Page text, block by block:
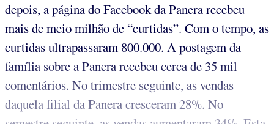
depois, a página do Facebook da Panera recebeu
mais de meio milhão de “curtidas”. Com o tempo, as
curtidas ultrapassaram 800.000. A postagem da
família sobre a Panera recebeu cerca de 35 mil
comentários. No trimestre seguinte, as vendas
daquela filial da Panera cresceram 28%. No